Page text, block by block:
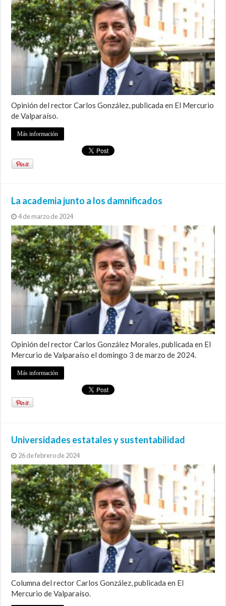
Opinión del rector Carlos González, publicada en El Mercurio
de Valparaíso.
Más información
La academia junto a los damnificados
4 de marzo de 2024
Opinión del rector Carlos González Morales, publicada en El
Mercurio de Valparaíso el domingo 3 de marzo de 2024.
Más información
Universidades estatales y sustentabilidad
26 de febrero de 2024
Columna del rector Carlos González, publicada en El
Mercurio de Valparaíso.